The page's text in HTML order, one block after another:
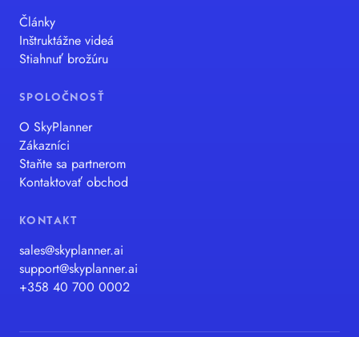
Články
Inštruktážne videá
Stiahnuť brožúru
SPOLOČNOSŤ
O SkyPlanner
Zákazníci
Staňte sa partnerom
Kontaktovať obchod
KONTAKT
sales@skyplanner.ai
support@skyplanner.ai
+358 40 700 0002